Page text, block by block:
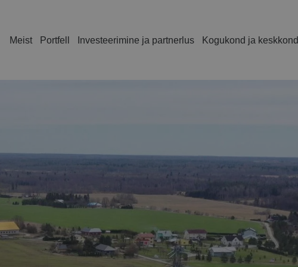
Meist Portfell Investeerimine ja partnerlus Kogukond ja keskkond